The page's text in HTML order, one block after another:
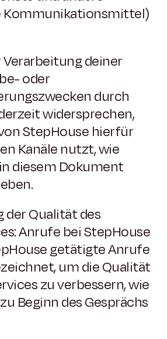
Kommunikationsmittel)
Verarbeitung deiner
oder
durch
widersprechen,
StepHouse hierfür
Kanäle nutzt, wie
diesem Dokument
der Qualität des
Anrufe bei StepHouse
getätigte Anrufe
um die Qualität
zu verbessern, wie
Beginn des Gesprächs